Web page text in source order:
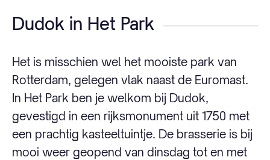
Dudok in Het Park
Het is misschien wel het mooiste park van
Rotterdam, gelegen vlak naast de Euromast.
In Het Park ben je welkom bij Dudok,
gevestigd in een rijksmonument uit 1750 met
een prachtig kasteeltuintje. De brasserie is bij
mooi weer geopend van dinsdag tot en met